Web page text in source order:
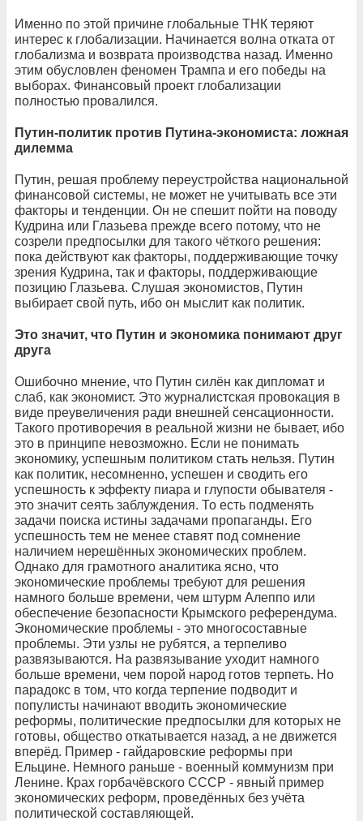
Именно по этой причине глобальные ТНК теряют
интерес к глобализации. Начинается волна отката от
глобализма и возврата производства назад. Именно
этим обусловлен феномен Трампа и его победы на
выборах. Финансовый проект глобализации
полностью провалился.
Путин-политик против Путина-экономиста: ложная
дилемма
Путин, решая проблему переустройства национальной
финансовой системы, не может не учитывать все эти
факторы и тенденции. Он не спешит пойти на поводу
Кудрина или Глазьева прежде всего потому, что не
созрели предпосылки для такого чёткого решения:
пока действуют как факторы, поддерживающие точку
зрения Кудрина, так и факторы, поддерживающие
позицию Глазьева. Слушая экономистов, Путин
выбирает свой путь, ибо он мыслит как политик.
Это значит, что Путин и экономика понимают друг
друга
Ошибочно мнение, что Путин силён как дипломат и
слаб, как экономист. Это журналистская провокация в
виде преувеличения ради внешней сенсационности.
Такого противоречия в реальной жизни не бывает, ибо
это в принципе невозможно. Если не понимать
экономику, успешным политиком стать нельзя. Путин
как политик, несомненно, успешен и сводить его
успешность к эффекту пиара и глупости обывателя -
это значит сеять заблуждения. То есть подменять
задачи поиска истины задачами пропаганды. Его
успешность тем не менее ставят под сомнение
наличием нерешённых экономических проблем.
Однако для грамотного аналитика ясно, что
экономические проблемы требуют для решения
намного больше времени, чем штурм Алеппо или
обеспечение безопасности Крымского референдума.
Экономические проблемы - это многосоставные
проблемы. Эти узлы не рубятся, а терпеливо
развязываются. На развязывание уходит намного
больше времени, чем порой народ готов терпеть. Но
парадокс в том, что когда терпение подводит и
популисты начинают вводить экономические
реформы, политические предпосылки для которых не
готовы, общество откатывается назад, а не движется
вперёд. Пример - гайдаровские реформы при
Ельцине. Немного раньше - военный коммунизм при
Ленине. Крах горбачёвского СССР - явный пример
экономических реформ, проведённых без учёта
политической составляющей.